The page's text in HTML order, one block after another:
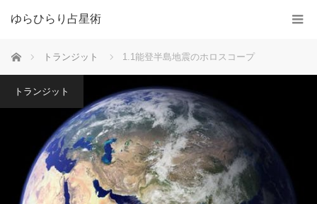
ゆらひらり占星術
ホーム トランジット 1.1能登半島地震のホロスコープ
トランジット